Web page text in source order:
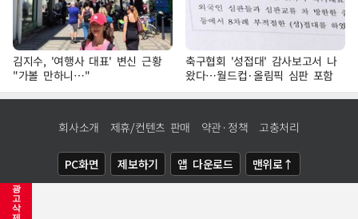
광
고
삭
김지수, '여행사 대표' 변신 근황
"가볼 만하니…"
축구협회 '성접대' 감사보고서 나
왔다…월드컵·올림픽 심판 포함
회사소개 제휴/컨텐츠 판매 약관·정책 고충처리
PC화면 제보하기 앱 다운로드 맨위로↑